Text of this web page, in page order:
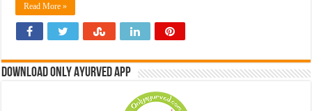
Read More »
Download Only Ayurved App